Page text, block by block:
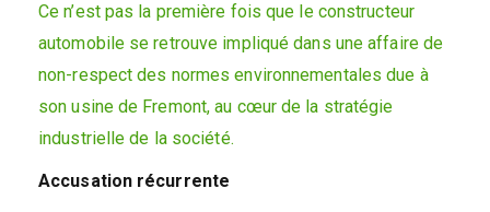
Ce n’est pas la première fois que le constructeur
automobile se retrouve impliqué dans une affaire de
non-respect des normes environnementales due à
son usine de Fremont, au cœur de la stratégie
industrielle de la société.
Accusation récurrente